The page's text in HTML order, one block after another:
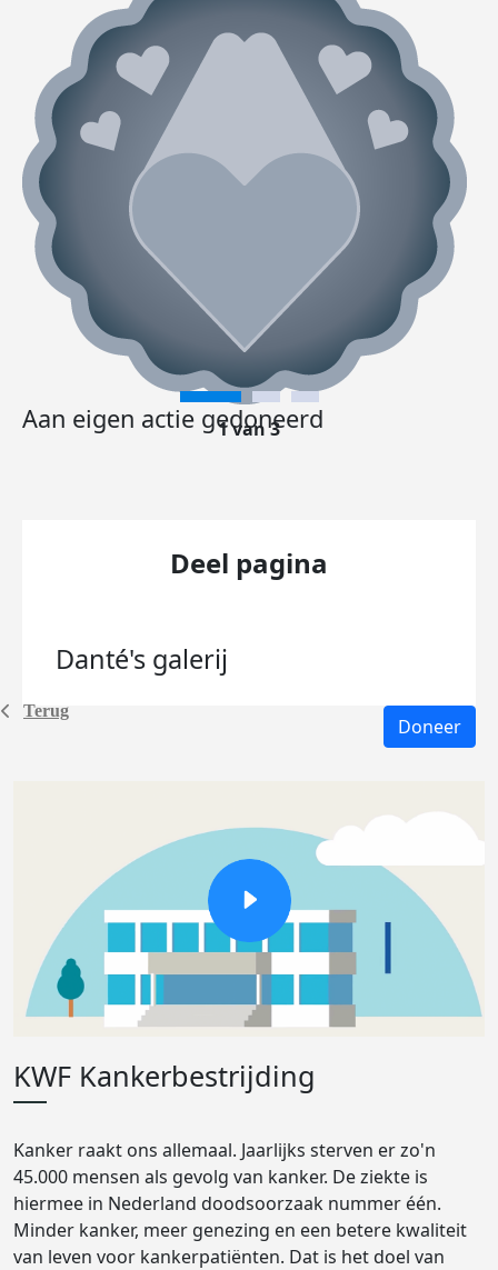
Terug
Aan eigen actie gedoneerd
1 van 3
Deel pagina
Danté's galerij
Doneer
KWF Kankerbestrijding
Kanker raakt ons allemaal. Jaarlijks sterven er zo'n
45.000 mensen als gevolg van kanker. De ziekte is
hiermee in Nederland doodsoorzaak nummer één.
Minder kanker, meer genezing en een betere kwaliteit
van leven voor kankerpatiënten. Dat is het doel van